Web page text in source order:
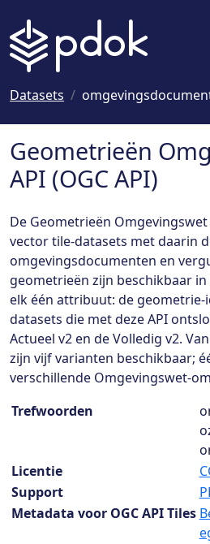
Datasets
Geometrieën
API (OGC API)
De Geometrieën
vector tile-datasets met daarin
omgevingsdocumenten en
geometrieën zijn beschikbaar
elk één attribuut: de
datasets die met deze API
Actueel v2 en de Volledig v2.
zijn vijf varianten beschikbaar;
verschillende Omgevingswet-
Dataset details
Trefwoorden
Licentie
Support
Metadata voor OGC API Tiles